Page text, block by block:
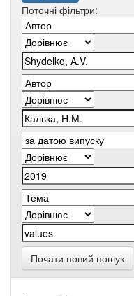
Поточні фільтри:
Почати новий пошук